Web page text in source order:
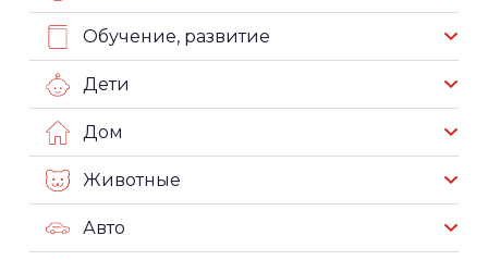
Обучение, развитие
Дети
Дом
Животные
Авто